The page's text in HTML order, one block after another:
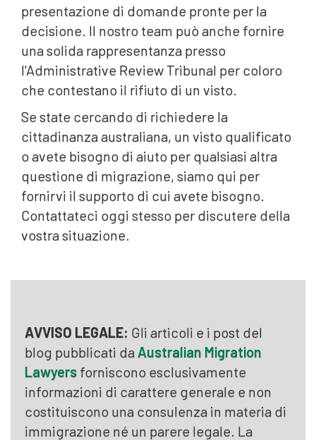
presentazione di domande pronte per la
decisione. Il nostro team può anche fornire
una solida rappresentanza presso
l'Administrative Review Tribunal per coloro
che contestano il rifiuto di un visto.
Se state cercando di richiedere la
cittadinanza australiana, un visto qualificato
o avete bisogno di aiuto per qualsiasi altra
questione di migrazione, siamo qui per
fornirvi il supporto di cui avete bisogno.
Contattateci oggi stesso per discutere della
vostra situazione.
AVVISO LEGALE: Gli articoli e i post del
blog pubblicati da Australian Migration
Lawyers forniscono esclusivamente
informazioni di carattere generale e non
costituiscono una consulenza in materia di
immigrazione né un parere legale. La